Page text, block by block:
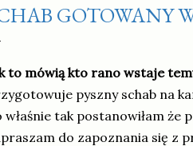
GOTOWANY
to mówią kto rano wstaje
pyszny schab na
właśnie tak postanowiłam
do zapoznania się z